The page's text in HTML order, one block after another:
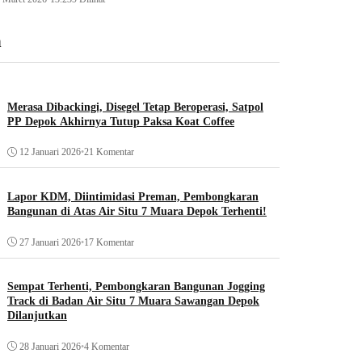
Merasa Dibackingi, Disegel Tetap Beroperasi, Satpol
PP Depok Akhirnya Tutup Paksa Koat Coffee
12 Januari 2026•21 Komentar
Lapor KDM, Diintimidasi Preman, Pembongkaran
Bangunan di Atas Air Situ 7 Muara Depok Terhenti!
27 Januari 2026•17 Komentar
Sempat Terhenti, Pembongkaran Bangunan Jogging
Track di Badan Air Situ 7 Muara Sawangan Depok
Dilanjutkan
28 Januari 2026•4 Komentar